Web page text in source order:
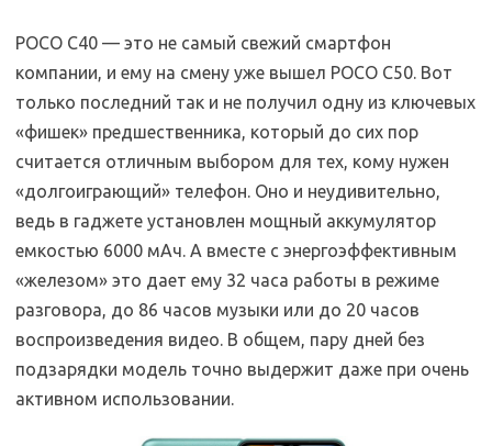
POCO C40 — это не самый свежий смартфон
компании, и ему на смену уже вышел POCO C50. Вот
только последний так и не получил одну из ключевых
«фишек» предшественника, который до сих пор
считается отличным выбором для тех, кому нужен
«долгоиграющий» телефон. Оно и неудивительно,
ведь в гаджете установлен мощный аккумулятор
емкостью 6000 мАч. А вместе с энергоэффективным
«железом» это дает ему 32 часа работы в режиме
разговора, до 86 часов музыки или до 20 часов
воспроизведения видео. В общем, пару дней без
подзарядки модель точно выдержит даже при очень
активном использовании.